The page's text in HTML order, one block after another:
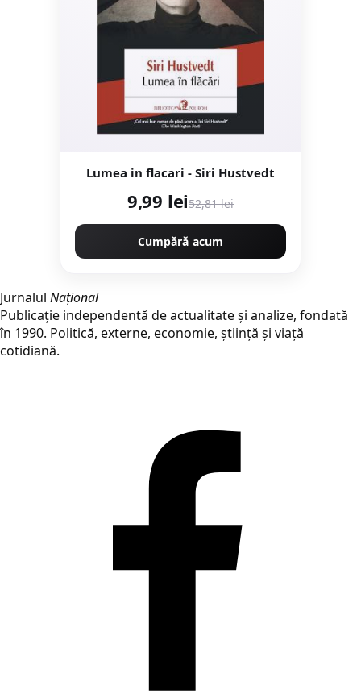
Lumea in flacari - Siri Hustvedt
9,99 lei52,81 lei
Cumpără acum
Jurnalul Național
Publicație independentă de actualitate și analize, fondată
în 1990. Politică, externe, economie, știință și viață
cotidiană.